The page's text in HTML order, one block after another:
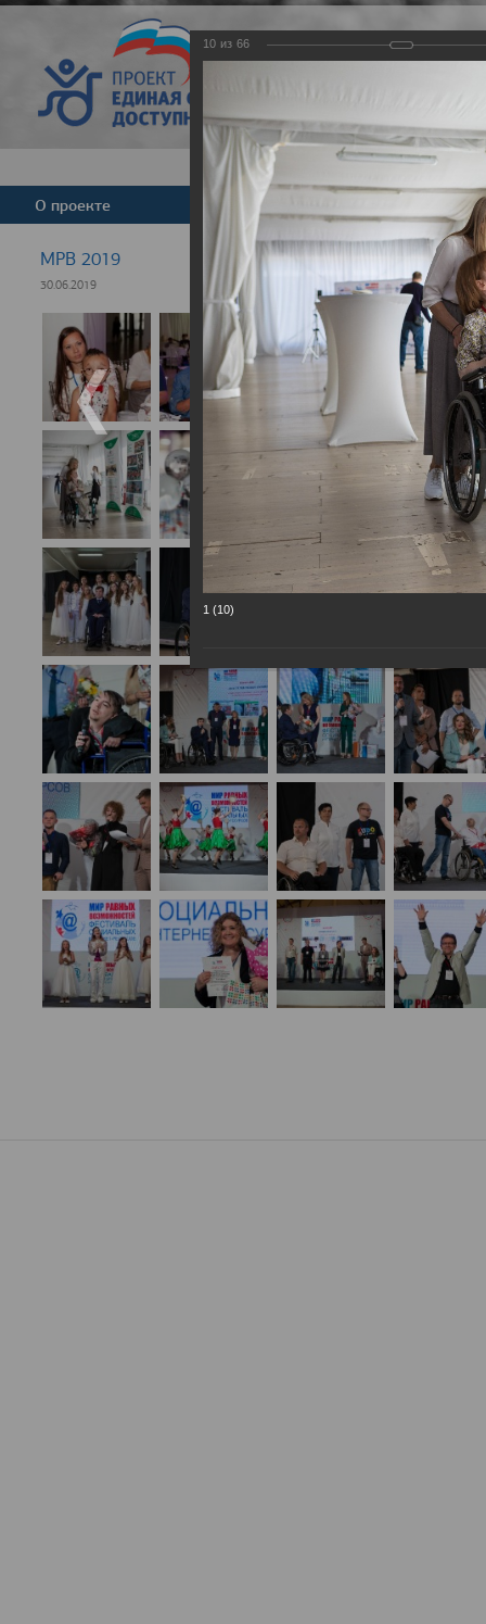
Версия для
О проекте Команда
МРВ 2019
30.06.2019
10 из 66
1 (10)